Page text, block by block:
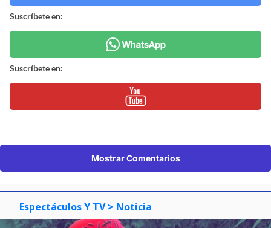
Suscríbete en:
Suscríbete en:
Mostrar Comentarios
Espectáculos Y TV > Noticia